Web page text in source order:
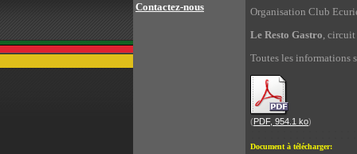
Contactez-nous
Organisation Club
Le Resto Gastro,
Toutes les informations
(PDF, 954.1 ko)
Document à télécharger: